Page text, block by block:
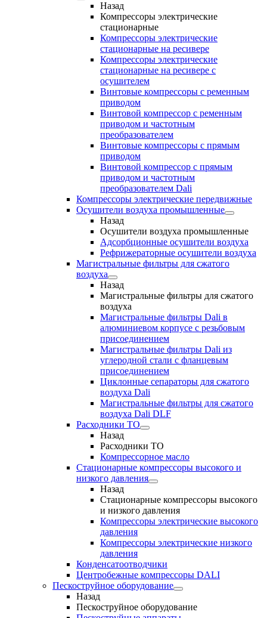
Назад
Компрессоры электрические
стационарные
Компрессоры электрические
стационарные на ресивере
Компрессоры электрические
стационарные на ресивере с
осушителем
Винтовые компрессоры с ременным
приводом
Винтовой компрессор с ременным
приводом и частотным
преобразователем
Винтовые компрессоры с прямым
приводом
Винтовой компрессор с прямым
приводом и частотным
преобразователем Dali
Компрессоры электрические передвижные
Осушители воздуха промышленные
Назад
Осушители воздуха промышленные
Адсорбционные осушители воздуха
Рефрижераторные осушители воздуха
Магистральные фильтры для сжатого
воздуха
Назад
Магистральные фильтры для сжатого
воздуха
Магистральные фильтры Dali в
алюминиевом корпусе с резьбовым
присоединением
Магистральные фильтры Dali из
углеродной стали с фланцевым
присоединением
Циклонные сепараторы для сжатого
воздуха Dali
Магистральные фильтры для сжатого
воздуха Dali DLF
Расходники ТО
Назад
Расходники ТО
Компрессорное масло
Стационарные компрессоры высокого и
низкого давления
Назад
Стационарные компрессоры высокого
и низкого давления
Компрессоры электрические высокого
давления
Компрессоры электрические низкого
давления
Конденсатоотводчики
Центробежные компрессоры DALI
Пескоструйное оборудование
Назад
Пескоструйное оборудование